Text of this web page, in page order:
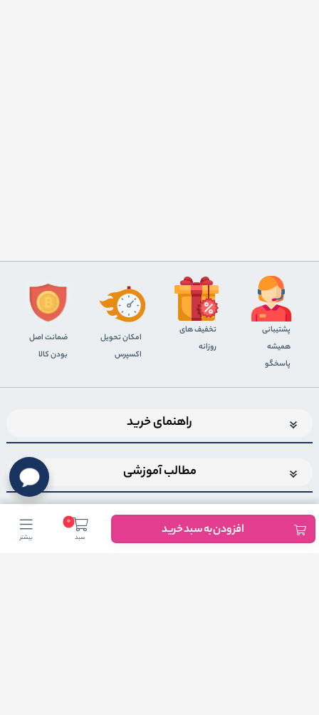
افزودن به سبد خرید 0
سبد بیشتر
پشتیبانی
همیشه
پاسخگو
تخفیف های
روزانه
اﻣﮑﺎن ﺗﺤﻮﯾﻞ
اﮐﺴﭙﺮس
ضمانت اصل
بودن کالا
راهنمای خرید
مطالب آموزشی